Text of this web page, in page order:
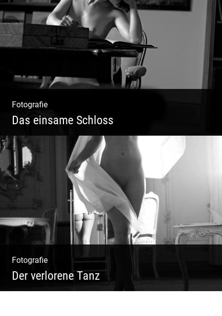
Fotografie
Das einsame Schloss
Aktfotografie | Zeichnen mit Licht & Schatten
Fotografie
Der verlorene Tanz